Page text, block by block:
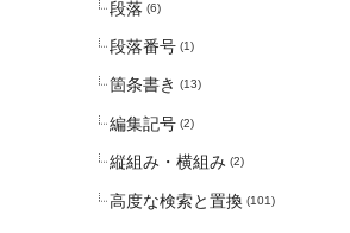
段落 (6)
段落番号 (1)
箇条書き (13)
編集記号 (2)
縦組み・横組み (2)
高度な検索と置換 (101)